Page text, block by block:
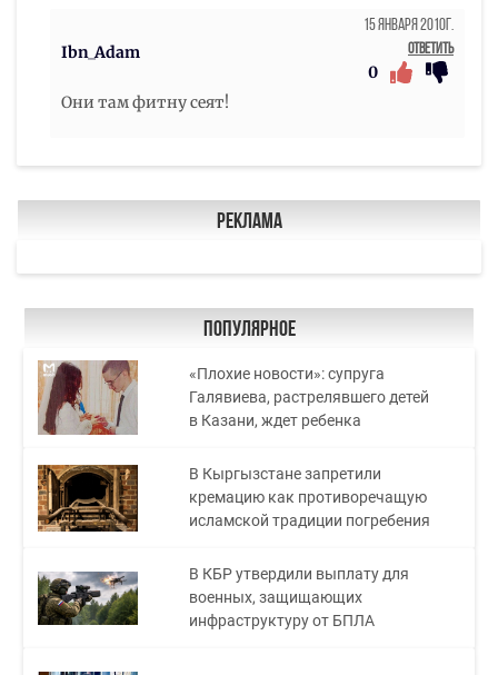
Ibn_Adam
15 Января 2010г.
Ответить
0
Они там фитну сеят!
Реклама
Популярное
«Плохие новости»: супруга
Галявиева, растрелявшего детей
в Казани, ждет ребенка
В Кыргызстане запретили
кремацию как противоречащую
исламской традиции погребения
В КБР утвердили выплату для
военных, защищающих
инфраструктуру от БПЛА